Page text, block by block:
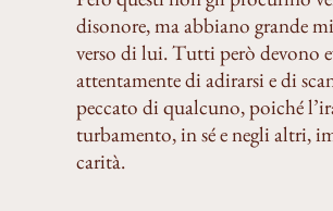
disonore, ma abbiano grande
verso di lui. Tutti però devono
attentamente di adirarsi e di
peccato di qualcuno, poiché
turbamento, in sé e negli altri,
carità.